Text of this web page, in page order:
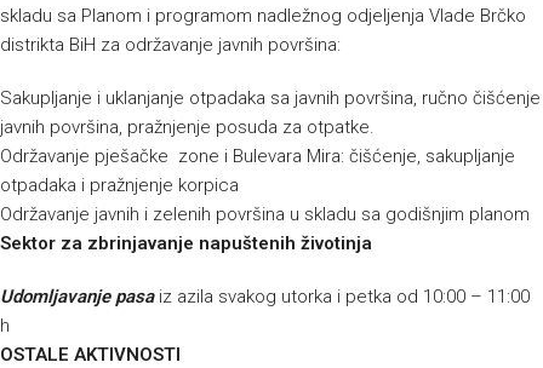
skladu sa Planom i programom nadležnog odjeljenja Vlade Brčko
distrikta BiH za održavanje javnih površina:
Sakupljanje i uklanjanje otpadaka sa javnih površina, ručno čišćenje
javnih površina, pražnjenje posuda za otpatke.
Održavanje pješačke zone i Bulevara Mira: čišćenje, sakupljanje
otpadaka i pražnjenje korpica
Održavanje javnih i zelenih površina u skladu sa godišnjim planom
Sektor za zbrinjavanje napuštenih životinja
Udomljavanje pasaiz azila svakog utorka i petka od 10:00 – 11:00
h
OSTALE AKTIVNOSTI